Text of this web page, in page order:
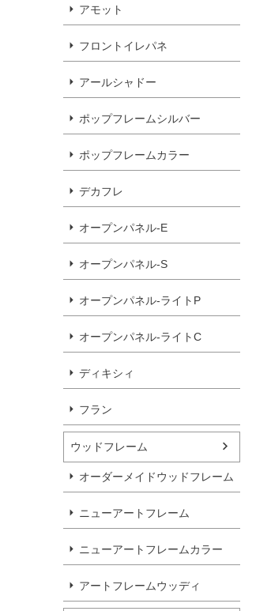
アモット
フロントイレパネ
アールシャドー
ポップフレームシルバー
ポップフレームカラー
デカフレ
オープンパネル-E
オープンパネル-S
オープンパネル-ライトP
オープンパネル-ライトC
ディキシィ
フラン
ウッドフレーム
オーダーメイドウッドフレーム
ニューアートフレーム
ニューアートフレームカラー
アートフレームウッディ